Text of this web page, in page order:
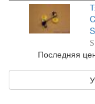
Последняя